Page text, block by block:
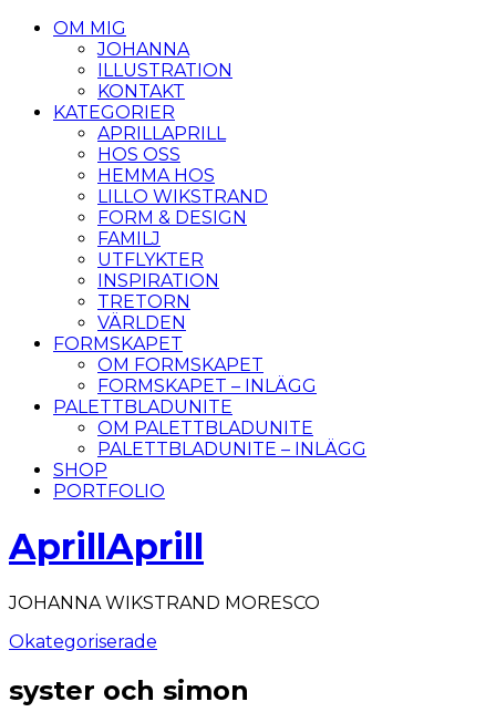
OM MIG
JOHANNA
ILLUSTRATION
KONTAKT
KATEGORIER
APRILLAPRILL
HOS OSS
HEMMA HOS
LILLO WIKSTRAND
FORM & DESIGN
FAMILJ
UTFLYKTER
INSPIRATION
TRETORN
VÄRLDEN
FORMSKAPET
OM FORMSKAPET
FORMSKAPET – INLÄGG
PALETTBLADUNITE
OM PALETTBLADUNITE
PALETTBLADUNITE – INLÄGG
SHOP
PORTFOLIO
AprillAprill
JOHANNA WIKSTRAND MORESCO
Okategoriserade
syster och simon